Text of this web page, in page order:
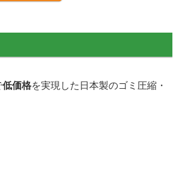
低価格を実現した日本製のゴミ圧縮・